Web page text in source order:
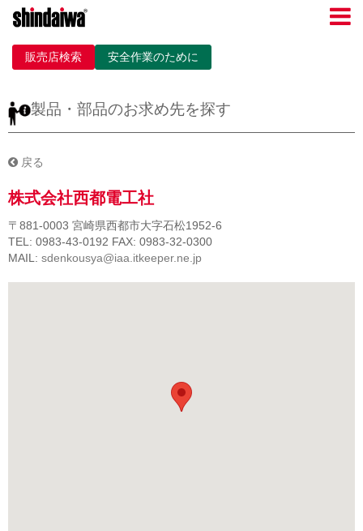
販売店検索 安全作業のために
製品・部品のお求め先を探す
戻る
株式会社西都電工社
〒881-0003 宮崎県西都市大字石松1952-6
TEL: 0983-43-0192 FAX: 0983-32-0300
MAIL: sdenkousya@iaa.itkeeper.ne.jp